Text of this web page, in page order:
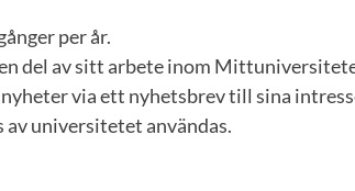
per år.
del av sitt arbete inom
via ett nyhetsbrev till sina
av universitetet användas.